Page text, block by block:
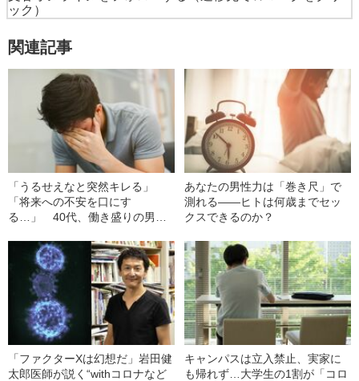
ック）
関連記事
「うるせえなと突然キレる」
「将来への不安を口にす
る…」 40代、働き盛りの男性
あなたの男性力は「巻き尺」で
測れる――ヒトは何歳までセッ
クスできるのか？
「ファクターXは幻想だ」岩田健
太郎医師が説く“withコロナなど
キャンパスは立入禁止、実家に
も帰れず…大学生の1割が「コロ